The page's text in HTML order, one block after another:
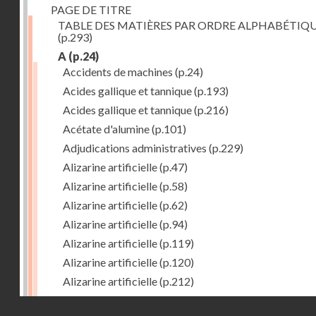
PAGE DE TITRE
TABLE DES MATIÈRES PAR ORDRE
(p.293)
A (p.24)
Accidents de machines (p.24)
Acides gallique et tannique(p.193)
Acides gallique et tannique(p.216)
Acétate d'alumine(p.101)
Adjudications administratives (p.229)
Alizarine artificielle(p.47)
Alizarine artificielle(p.58)
Alizarine artificielle(p.62)
Alizarine artificielle(p.94)
Alizarine artificielle(p.119)
Alizarine artificielle(p.120)
Alizarine artificielle(p.212)
Alizarine artificielle(p.256)